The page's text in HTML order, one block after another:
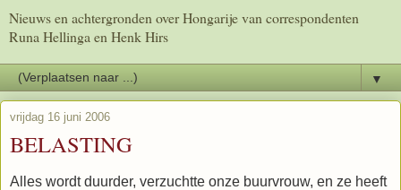
Nieuws en achtergronden over Hongarije van correspondenten
Runa Hellinga en Henk Hirs
▼
vrijdag 16 juni 2006
BELASTING
Alles wordt duurder, verzuchtte onze buurvrouw, en ze heeft